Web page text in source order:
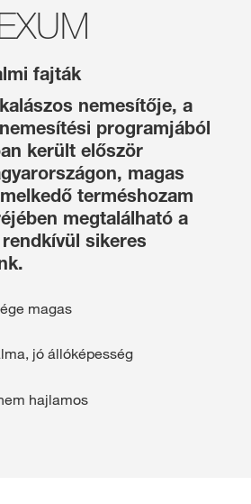
fajták
nemesítője, a
programjából
került először
magas
terméshozam
megtalálható a
sikeres
magas
jó állóképesség
hajlamos